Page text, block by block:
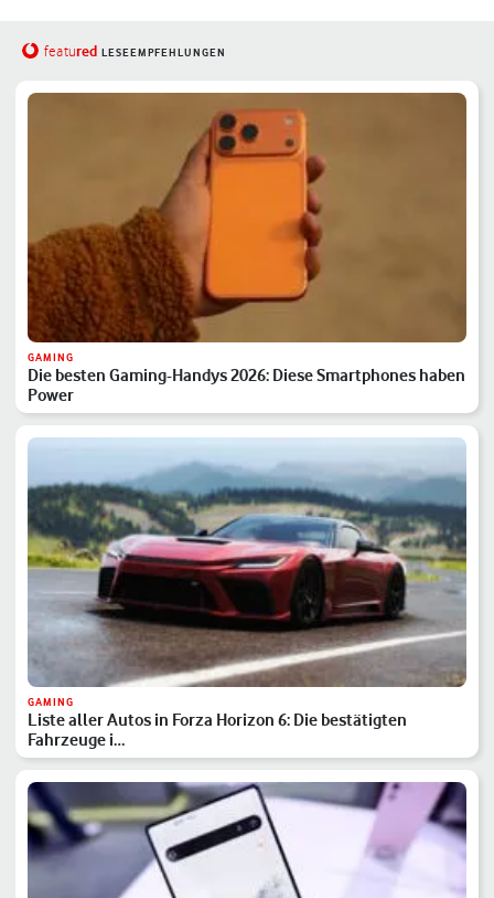
featured LESEEMPFEHLUNGEN
GAMING
Die besten Gaming-Handys 2026: Diese Smartphones haben
Power
GAMING
Liste aller Autos in Forza Horizon 6: Die bestätigten
Fahrzeuge i…